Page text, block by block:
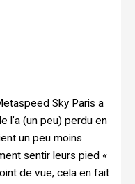
Sky Paris a
l’a (un peu) perdu en
un peu moins
sentir leurs pied «
de vue, cela en fait